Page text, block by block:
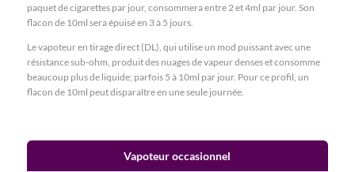
paquet de cigarettes par jour, consommera entre 2 et 4ml par jour. Son
flacon de 10ml sera épuisé en 3 à 5 jours.
Le vapoteur en tirage direct (DL), qui utilise un mod puissant avec une
résistance sub-ohm, produit des nuages de vapeur denses et consomme
beaucoup plus de liquide; parfois 5 à 10ml par jour. Pour ce profil, un
flacon de 10ml peut disparaître en une seule journée.
Vapoteur occasionnel